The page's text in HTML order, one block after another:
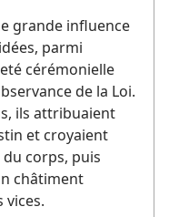
grande influence
parmi
cérémonielle
de la Loi.
ils attribuaient
et croyaient
corps, puis
châtiment
vices.